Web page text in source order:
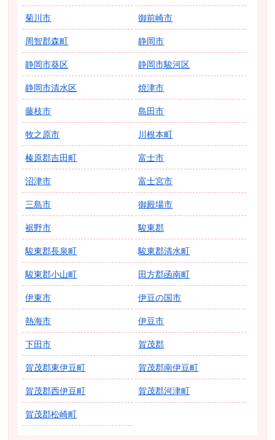
菊川市 御前崎市
周智郡森町 静岡市
静岡市葵区 静岡市駿河区
静岡市清水区 焼津市
藤枝市 島田市
牧之原市 川根本町
榛原郡吉田町 富士市
沼津市 富士宮市
三島市 御殿場市
裾野市 駿東郡
駿東郡長泉町 駿東郡清水町
駿東郡小山町 田方郡函南町
伊東市 伊豆の国市
熱海市 伊豆市
下田市 賀茂郡
賀茂郡東伊豆町 賀茂郡南伊豆町
賀茂郡西伊豆町 賀茂郡河津町
賀茂郡松崎町